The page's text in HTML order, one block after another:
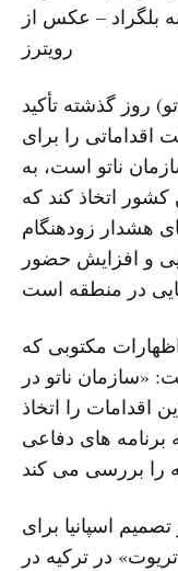
بلگراد – عکس از
رویترز
روز گذشته تأکید
اقداماتی را برای
ناتو است، به
اتخاذ کند که
هشدار زودهنگام
و افزایش حضور
مکتوبی که
«سازمان ناتو در
اقدامات را اتخاذ
های دفاعی
تصمیم اسپانیا برای
در ترکیه در